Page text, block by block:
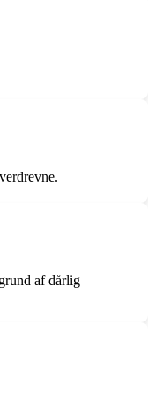
af dårlig